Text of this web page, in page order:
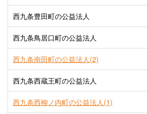
西九条豊田町の公益法人
西九条鳥居口町の公益法人
西九条南田町の公益法人(2)
西九条西蔵王町の公益法人
西九条西柳ノ内町の公益法人(1)